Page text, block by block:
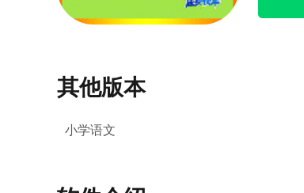
其他版本
小学语文